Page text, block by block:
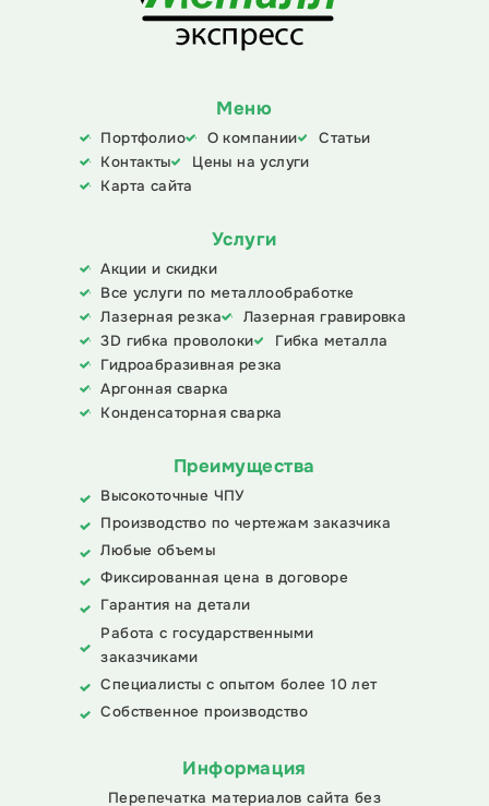
Меню
Портфолио О компании
Статьи
Контакты
Цены на услуги
Карта сайта
Услуги
Акции и скидки
Все услуги по металлообработке
Лазерная резка
Лазерная гравировка
3D гибка проволоки
Гибка металла
Гидроабразивная резка
Аргонная сварка
Конденсаторная сварка
Преимущества
Высокоточные ЧПУ
Производство по чертежам заказчика
Любые объемы
Фиксированная цена в договоре
Гарантия на детали
Работа с государственными
заказчиками
Специалисты с опытом более 10 лет
Собственное производство
Информация
Перепечатка материалов сайта без